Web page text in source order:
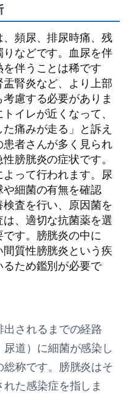
頻尿、排尿時痛、残
などです。血尿を伴
伴うことは稀です
腎炎など、より上部
慮する必要がありま
イレが近くなって、
痛みが走る」と訴え
者さんが多く見られ
膀胱炎の症状です。
って行われます。尿
細菌の有無を確認
査を行い、原因菌を
、適切な抗菌薬を選
す。膀胱炎の中に
質性膀胱炎という疾
ため鑑別が必要で
されるまでの経路
尿道）に細菌が感染し
称です。膀胱炎はそ
た感染症を指しま